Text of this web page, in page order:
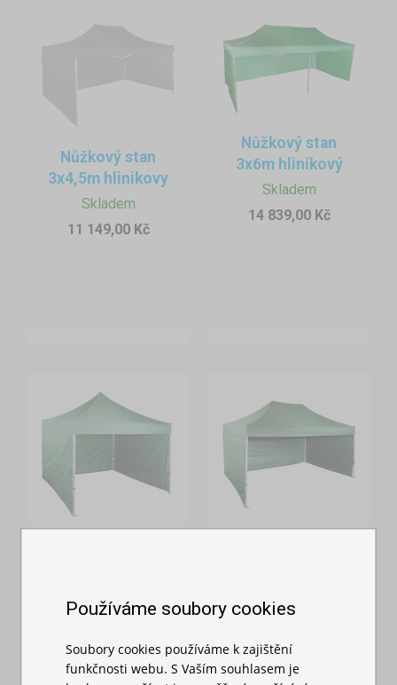
Nůžkový stan
3x4,5m hlinikovy
Skladem
11 149,00 Kč
Nůžkový stan
3x6m hliníkový
Skladem
14 839,00 Kč
Skladem
16 809,00 Kč
Skladem
20 699,00 Kč
Používáme soubory cookies
Soubory cookies používáme k zajištění
funkčnosti webu. S Vaším souhlasem je